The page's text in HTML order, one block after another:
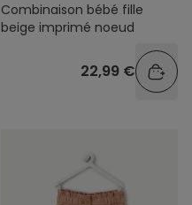
Combinaison bébé fille
beige imprimé noeud
22,99 €